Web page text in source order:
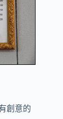
創意的